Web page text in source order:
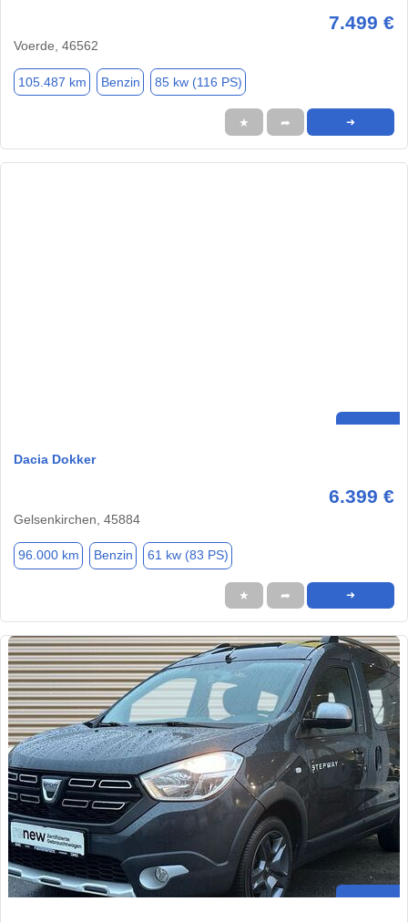
7.499 €
Voerde, 46562
105.487 km Benzin 85 kw (116 PS)
★ ➦ ➜
Dacia Dokker
6.399 €
Gelsenkirchen, 45884
96.000 km Benzin 61 kw (83 PS)
★ ➦ ➜